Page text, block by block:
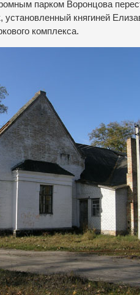
парком Воронцова
княгиней
комплекса.